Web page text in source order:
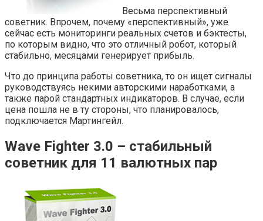
Весьма перспективный
советник. Впрочем, почему «перспективный», уже
сейчас есть мониторинги реальных счетов и бэктесты,
по которым видно, что это отличный робот, который
стабильно, месяцами генерирует прибыль.
Что до принципа работы советника, то он ищет сигналы
руководствуясь некими авторскими наработками, а
также парой стандартных индикаторов. В случае, если
цена пошла не в ту стороны, что планировалось,
подключается Мартингейл.
Wave Fighter 3.0 – стабильный
советник для 11 валютных пар